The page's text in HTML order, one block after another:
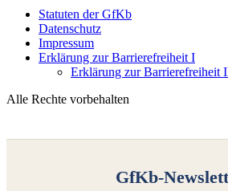
Statuten der GfKb
Datenschutz
Impressum
Erklärung zur Barrierefreiheit I
Erklärung zur Barrierefreiheit
Alle Rechte vorbehalten
GfKb-